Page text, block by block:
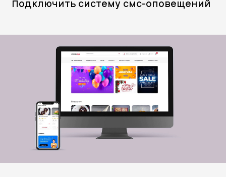
Подключить систему смс-оповещений